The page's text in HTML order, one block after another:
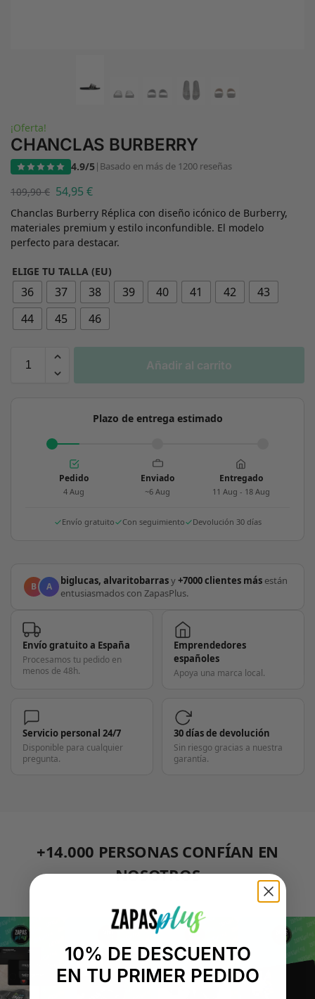
¡Oferta!
CHANCLAS BURBERRY
4.9/5| Basado en más de 1200 reseñas
109,90€ 54,95 €
Chanclas Burberry Réplica con diseño icónico de Burberry,
materiales premium y estilo inconfundible. El modelo
perfecto para destacar.
ELIGE TU TALLA (EU)
36 37 38 39 40 41 42
43
44
45 46
Añadir al carrito
Plazo de entrega estimado
Pedido
4 Aug
Enviado
~6 Aug
Entregado
11 Aug - 18 Aug
Envío gratuito Con seguimiento Devolución 30 días
B A biglucas, alvaritobarrasy+7000 clientes más están
entusiasmados con ZapasPlus.
Envío gratuito a España
Procesamos tu pedido en
menos de 48h.
Emprendedores
españoles
Apoya una marca local.
Servicio personal 24/7
Disponible para cualquier
pregunta.
30 días de devolución
Sin riesgo gracias a nuestra
garantía.
+14.000 PERSONAS CONFÍAN EN
NOSOTROS
"Consulta nuestras reseñas y compruébalo tú mismo"
10% DE DESCUENTO
EN TU PRIMER PEDIDO